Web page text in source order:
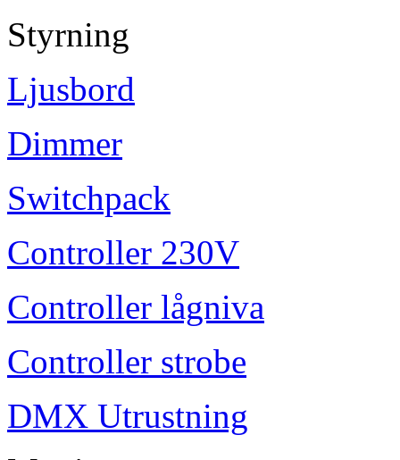
Styrning
Ljusbord
Dimmer
Switchpack
Controller 230V
Controller lågniva
Controller strobe
DMX Utrustning